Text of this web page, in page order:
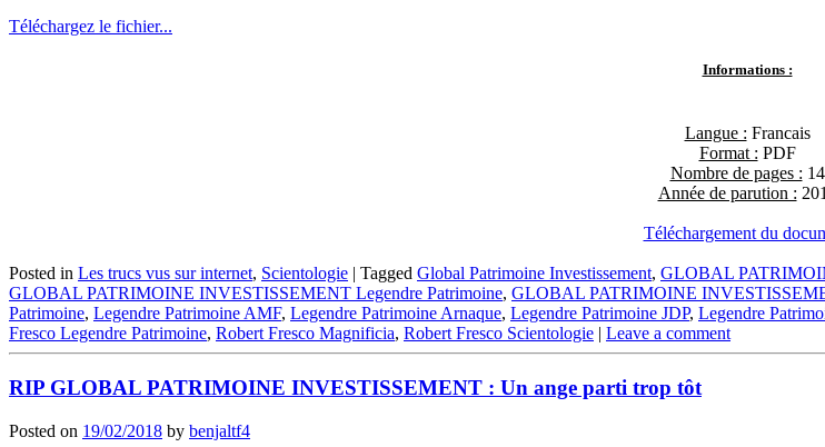
Téléchargez le fichier...
Informations :
Langue : Francais
Format : PDF
Nombre de pages : 14
Année de parution :
Téléchargement du
Posted in Les trucs vus sur internet, Scientologie Tagged Global Patrimoine Investissement, GLOBAL
GLOBAL PATRIMOINE INVESTISSEMENT Legendre Patrimoine, GLOBAL PATRIMOINE
Patrimoine, Legendre Patrimoine AMF, Legendre Patrimoine Arnaque, Legendre Patrimoine JDP, Legendre
Fresco Legendre Patrimoine, Robert Fresco Magnificia, Robert Fresco Scientologie Leave a comment
RIP GLOBAL PATRIMOINE INVESTISSEMENT : Un ange parti trop tôt
Posted on 19/02/2018 by benjaltf4